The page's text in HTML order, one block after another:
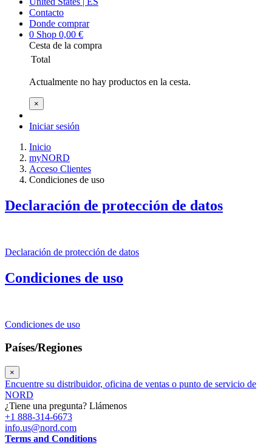
Contacto
Donde comprar
0 Shop 0,00 €
Cesta de la compra
Total
Actualmente no hay productos en la cesta.
×
Iniciar sesión
Inicio
myNORD
Acceso Clientes
Condiciones de uso
Declaración de protección de datos
Declaración de protección de datos
Condiciones de uso
Condiciones de uso
Países/Regiones
×
Encuentre su distribuidor, oficina de ventas o punto de servicio de
NORD
¿Tiene una pregunta? Llámenos
+1 888-314-6673
info.us@nord.com
Terms and Conditions